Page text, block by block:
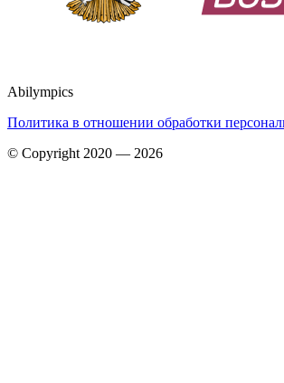
Abilympics
Политика в отношении обработки
© Copyright 2020 — 2026